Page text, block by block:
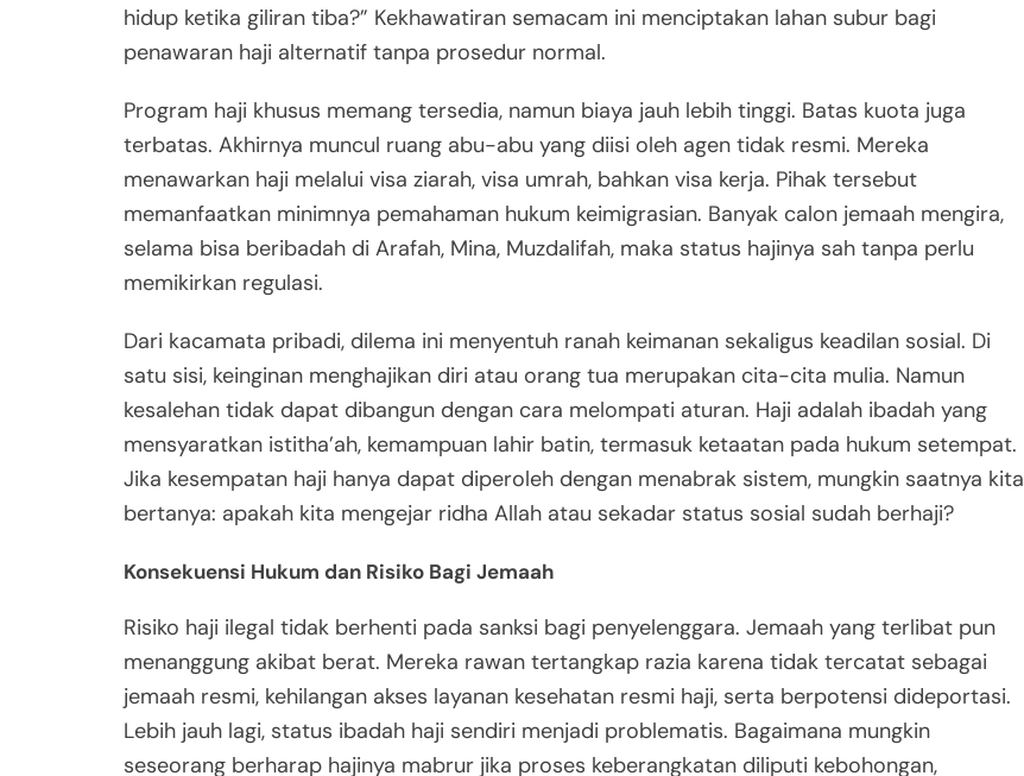
hidup ketika giliran tiba?” Kekhawatiran semacam ini menciptakan lahan subur bagi
penawaran haji alternatif tanpa prosedur normal.
Program haji khusus memang tersedia, namun biaya jauh lebih tinggi. Batas kuota juga
terbatas. Akhirnya muncul ruang abu-abu yang diisi oleh agen tidak resmi. Mereka
menawarkan haji melalui visa ziarah, visa umrah, bahkan visa kerja. Pihak tersebut
memanfaatkan minimnya pemahaman hukum keimigrasian. Banyak calon jemaah mengira,
selama bisa beribadah di Arafah, Mina, Muzdalifah, maka status hajinya sah tanpa perlu
memikirkan regulasi.
Dari kacamata pribadi, dilema ini menyentuh ranah keimanan sekaligus keadilan sosial. Di
satu sisi, keinginan menghajikan diri atau orang tua merupakan cita-cita mulia. Namun
kesalehan tidak dapat dibangun dengan cara melompati aturan. Haji adalah ibadah yang
mensyaratkan istitha’ah, kemampuan lahir batin, termasuk ketaatan pada hukum setempat.
Jika kesempatan haji hanya dapat diperoleh dengan menabrak sistem, mungkin saatnya kita
bertanya: apakah kita mengejar ridha Allah atau sekadar status sosial sudah berhaji?
Konsekuensi Hukum dan Risiko Bagi Jemaah
Risiko haji ilegal tidak berhenti pada sanksi bagi penyelenggara. Jemaah yang terlibat pun
menanggung akibat berat. Mereka rawan tertangkap razia karena tidak tercatat sebagai
jemaah resmi, kehilangan akses layanan kesehatan resmi haji, serta berpotensi dideportasi.
Lebih jauh lagi, status ibadah haji sendiri menjadi problematis. Bagaimana mungkin
seseorang berharap hajinya mabrur jika proses keberangkatan diliputi kebohongan,